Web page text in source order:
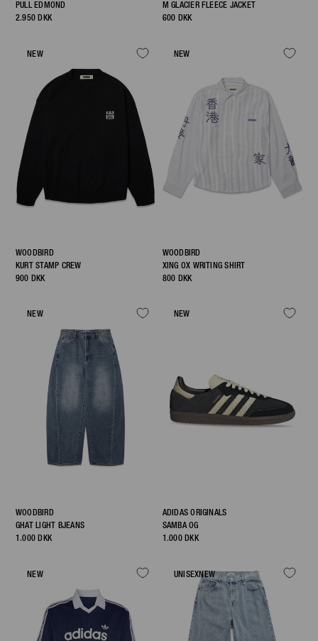
PULL EDMOND
2.950 DKK
M GLACIER FLEECE JACKET
600 DKK
NEW
WOODBIRD
KURT STAMP CREW
900 DKK
NEW
WOODBIRD
XING OX WRITING SHIRT
800 DKK
NEW
WOODBIRD
GHAT LIGHT BJEANS
1.000 DKK
NEW
ADIDAS ORIGINALS
SAMBA OG
1.000 DKK
NEW UNISEXNEW